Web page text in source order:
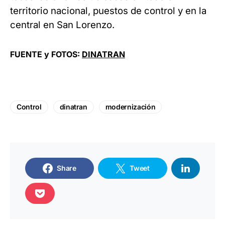
territorio nacional, puestos de control y en la
central en San Lorenzo.
FUENTE y FOTOS: DINATRAN
Control dinatran modernización
Share Tweet